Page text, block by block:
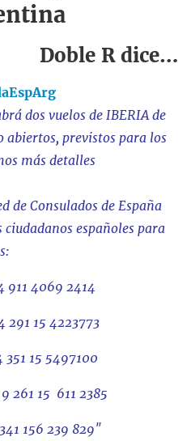
Doble R dice…
dos vuelos de IBERIA de
abiertos, previstos para los
más detalles
de Consulados de España
españoles para
911 4069 2414
291 15 4223773
351 15 5497100
261 15 611 2385
156 239 829″